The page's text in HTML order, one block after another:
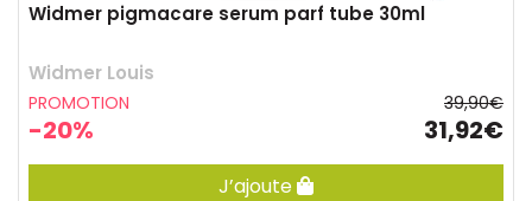
Widmer pigmacare serum parf tube 30ml
Widmer Louis
PROMOTION
-20%
39,90€
31,92€
J’ajoute